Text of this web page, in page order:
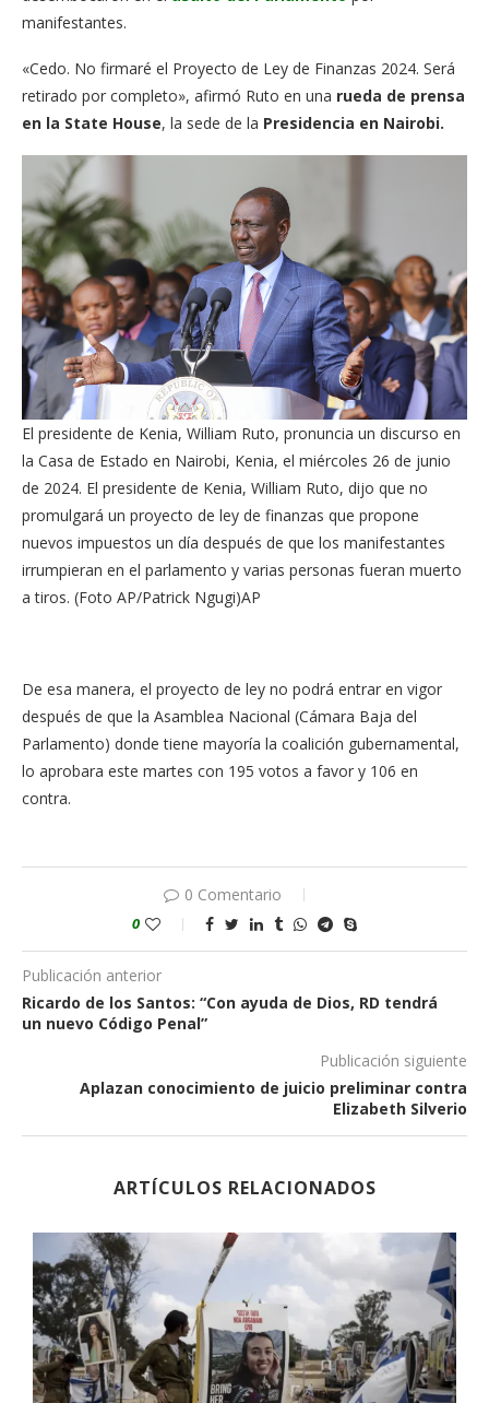
manifestantes.
«Cedo. No firmaré el Proyecto de Ley de Finanzas 2024. Será
retirado por completo», afirmó Ruto en una rueda de prensa
en la State House, la sede de la Presidencia en Nairobi.
El presidente de Kenia, William Ruto, pronuncia un discurso en
la Casa de Estado en Nairobi, Kenia, el miércoles 26 de junio
de 2024. El presidente de Kenia, William Ruto, dijo que no
promulgará un proyecto de ley de finanzas que propone
nuevos impuestos un día después de que los manifestantes
irrumpieran en el parlamento y varias personas fueran muerto
a tiros. (Foto AP/Patrick Ngugi)AP
De esa manera, el proyecto de ley no podrá entrar en vigor
después de que la Asamblea Nacional (Cámara Baja del
Parlamento) donde tiene mayoría la coalición gubernamental,
lo aprobara este martes con 195 votos a favor y 106 en
contra.
0 Comentario
0
Publicación anterior
Ricardo de los Santos: “Con ayuda de Dios, RD tendrá
un nuevo Código Penal”
Publicación siguiente
Aplazan conocimiento de juicio preliminar contra
Elizabeth Silverio
ARTÍCULOS RELACIONADOS